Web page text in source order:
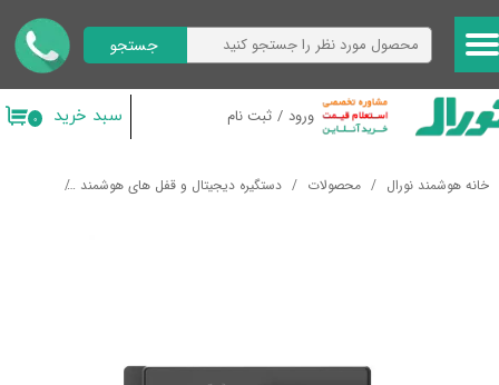
ورود / ثبت نام
حساب کاربری من
تغییر گذر واژه
خروج از حساب کاربری
جستجو
۰ سبد خرید
خانه هوشمند نورال محصولات دستگیره دیجیتال و قفل های هوشمند